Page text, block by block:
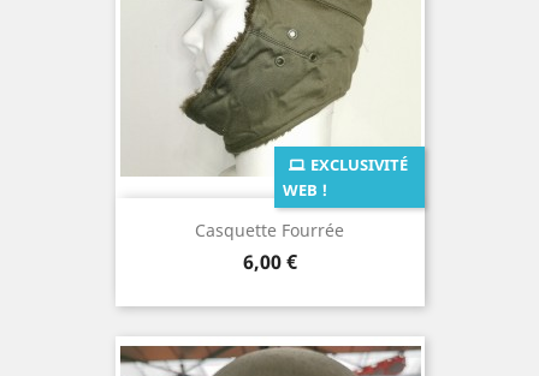
EXCLUSIVITÉ
WEB !
Casquette Fourrée
Prix
6,00 €